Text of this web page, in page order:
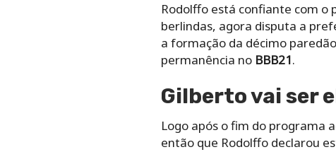
Rodolffo está confiante com
berlindas, agora disputa a
a formação da décimo
permanência no BBB21.
Gilberto vai ser
Logo após o fim do programa
então que Rodolffo declarou